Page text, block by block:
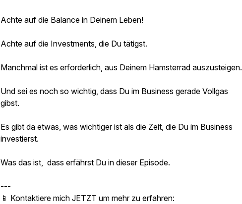
Achte auf die Balance in Deinem Leben!
Achte auf die Investments, die Du tätigst.
Manchmal ist es erforderlich, aus Deinem Hamsterrad auszusteigen.
Und sei es noch so wichtig, dass Du im Business gerade Vollgas
gibst.
Es gibt da etwas, was wichtiger ist als die Zeit, die Du im Business
investierst.
Was das ist, dass erfährst Du in dieser Episode.
---
📱 Kontaktiere mich JETZT um mehr zu erfahren: